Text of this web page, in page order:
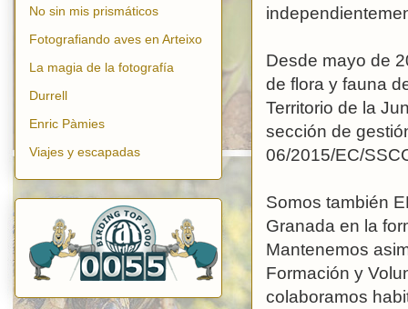
Desde mayo de
de flora y fauna
Territorio de la
sección de
06/2015/EC/
Somos también
Granada en la
Mantenemos
Formación y
colaboramos
No sin mis prismáticos
Fotografiando aves en Arteixo
La magia de la fotografía
Durrell
Enric Pàmies
Viajes y escapadas